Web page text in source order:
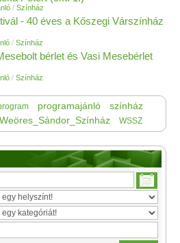
/ Színház
- 40 éves a Kőszegi Várszínház
/ Színház
bérlet és Vasi Mesebérlet
/ Színház
programajánló színház
Weöres_Sándor_Színház WSSZ